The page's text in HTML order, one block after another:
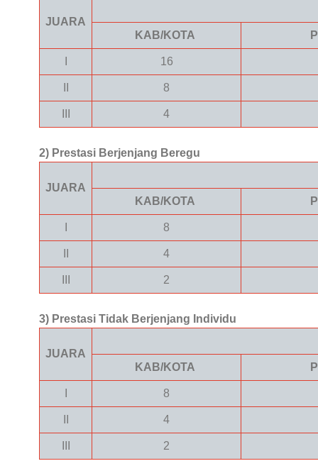
JUARA
KAB/KOTA
16
8
4
2) Prestasi Berjenjang Beregu
JUARA
KAB/KOTA
8
4
2
3) Prestasi Tidak Berjenjang Individu
JUARA
KAB/KOTA
8
4
2